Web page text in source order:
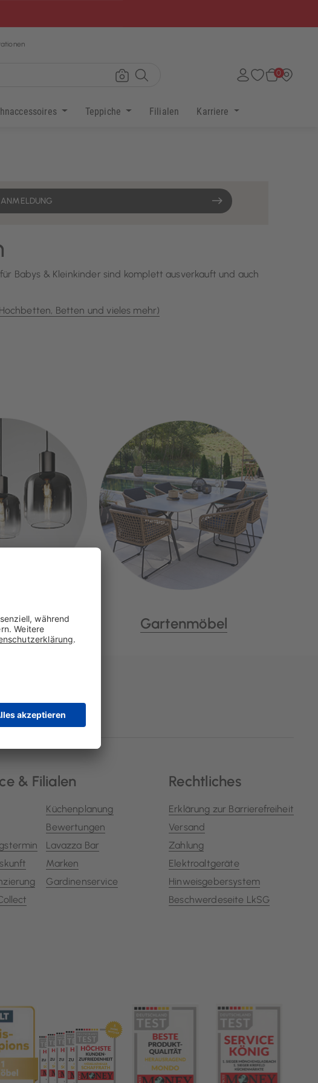
0
Teppiche Filialen Karriere
Babys & Kleinkinder sind komplett ausverkauft und auch
Betten und vieles mehr)
Gartenmöbel
& Filialen
Küchenplanung
Bewertungen
Lavazza Bar
Marken
Gardinenservice
Rechtliches
Erklärung zur Barrierefreiheit
Versand
Zahlung
Elektroaltgeräte
Hinweisgebersystem
Beschwerdeseite LkSG